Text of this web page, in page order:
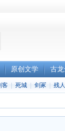
原创文学 古
客 死城 剑冢 残